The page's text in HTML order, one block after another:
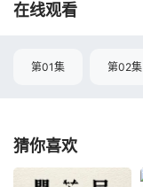
在线观看
第01集 第02集
猜你喜欢